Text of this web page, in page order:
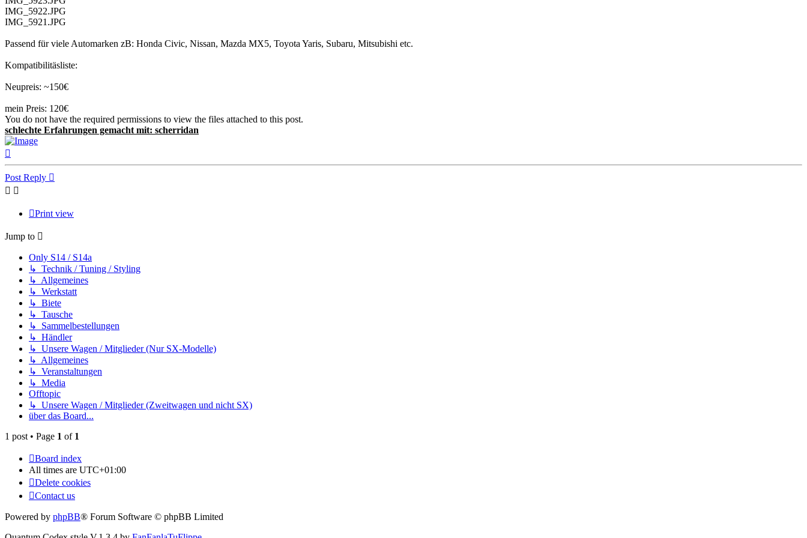
IMG_5922.JPG
IMG_5921.JPG
Passend für viele Automarken zB: Honda Civic, Nissan, Mazda MX5, Toyota Yaris, Subaru, Mitsubishi etc.
Kompatibilitäsliste:
Neupreis: ~150€
mein Preis: 120€
You do not have the required permissions to view the files attached to this post.
schlechte Erfahrungen gemacht mit: scherridan
Post Reply
Print view
Jump to
Only S14 / S14a
↳ Technik / Tuning / Styling
↳ Allgemeines
↳ Werkstatt
↳ Biete
↳ Tausche
↳ Sammelbestellungen
↳ Händler
↳ Unsere Wagen / Mitglieder (Nur SX-Modelle)
↳ Allgemeines
↳ Veranstaltungen
↳ Media
Offtopic
↳ Unsere Wagen / Mitglieder (Zweitwagen und nicht SX)
über das Board...
1 post • Page 1 of 1
Board index
All times are UTC+01:00
Delete cookies
Contact us
Powered by phpBB® Forum Software © phpBB Limited